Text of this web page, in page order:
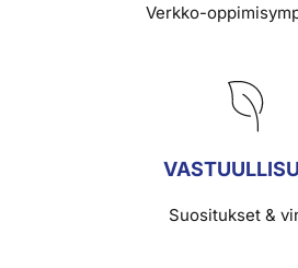
Verkko-
Suositukset &